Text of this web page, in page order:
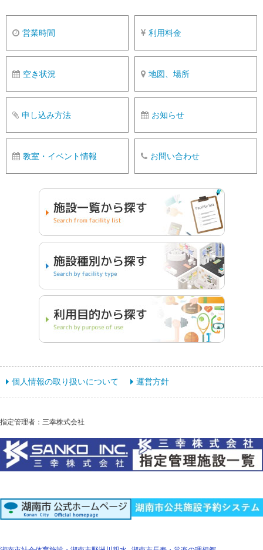
営業時間 利用料金
空き状況 地図、場所
申し込み方法 お知らせ
教室・イベント情報 お問い合わせ
個人情報の取り扱いについて 運営方針
指定管理者：三幸株式会社